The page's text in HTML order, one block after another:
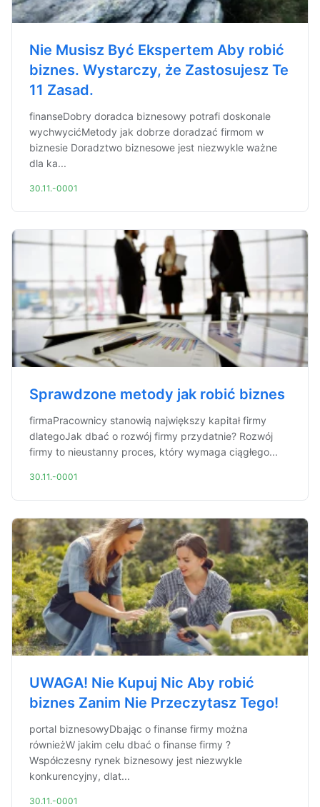
Nie Musisz Być Ekspertem Aby robić
biznes. Wystarczy, że Zastosujesz Te
11 Zasad.
finanseDobry doradca biznesowy potrafi doskonale
wychwycićMetody jak dobrze doradzać firmom w
biznesie Doradztwo biznesowe jest niezwykle ważne
dla ka...
30.11.-0001
Sprawdzone metody jak robić biznes
firmaPracownicy stanowią największy kapitał firmy
dlategoJak dbać o rozwój firmy przydatnie? Rozwój
firmy to nieustanny proces, który wymaga ciągłego...
30.11.-0001
UWAGA! Nie Kupuj Nic Aby robić
biznes Zanim Nie Przeczytasz Tego!
portal biznesowyDbając o finanse firmy można
równieżW jakim celu dbać o finanse firmy ?
Współczesny rynek biznesowy jest niezwykle
konkurencyjny, dlat...
30.11.-0001